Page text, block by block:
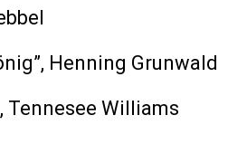
, Henning Grunwald
, Tennesee Williams